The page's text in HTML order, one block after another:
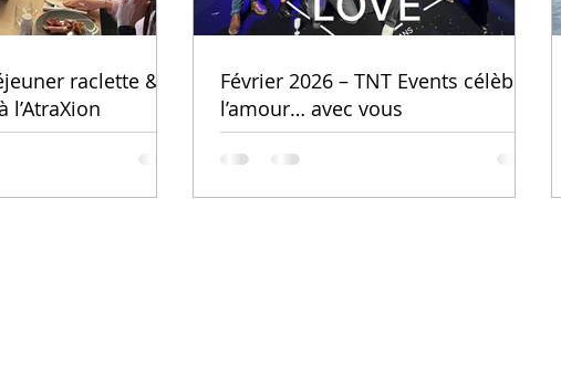
raclette &
l’AtraXion
Février 2026 – TNT Events célèbre
l’amour… avec vous